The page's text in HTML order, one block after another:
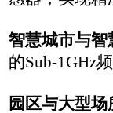
非最终部署案例。
5.华启智能有使用
华启智能 出于对
标签：刘工说Wi-